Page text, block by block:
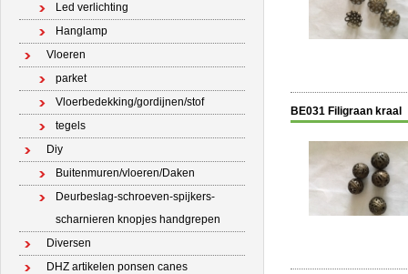
Led verlichting
Hanglamp
Vloeren
parket
Vloerbedekking/gordijnen/stof
tegels
Diy
Buitenmuren/vloeren/Daken
Deurbeslag-schroeven-spijkers-
scharnieren knopjes handgrepen
Diversen
DHZ artikelen ponsen canes
BE031 Filigraan kraal